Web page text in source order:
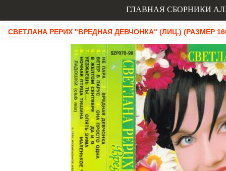
ГЛАВНАЯ СБОРНИКИ
СВЕТЛАНА РЕРИХ "ВРЕДНАЯ ДЕВЧОНКА" (ЛИЦ.) (РАЗМЕР